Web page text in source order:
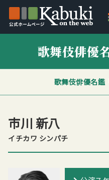
歌舞伎俳優
歌舞伎俳優名鑑
市川 新八
イチカワ シンパチ